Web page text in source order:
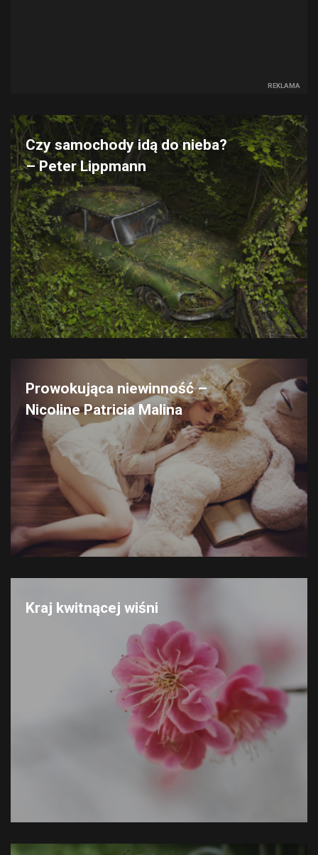
REKLAMA
Czy samochody idą do nieba?
– Peter Lippmann
Prowokująca niewinność –
Nicoline Patricia Malina
Kraj kwitnącej wiśni